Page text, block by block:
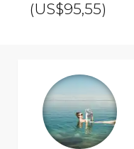
(US$95,55)